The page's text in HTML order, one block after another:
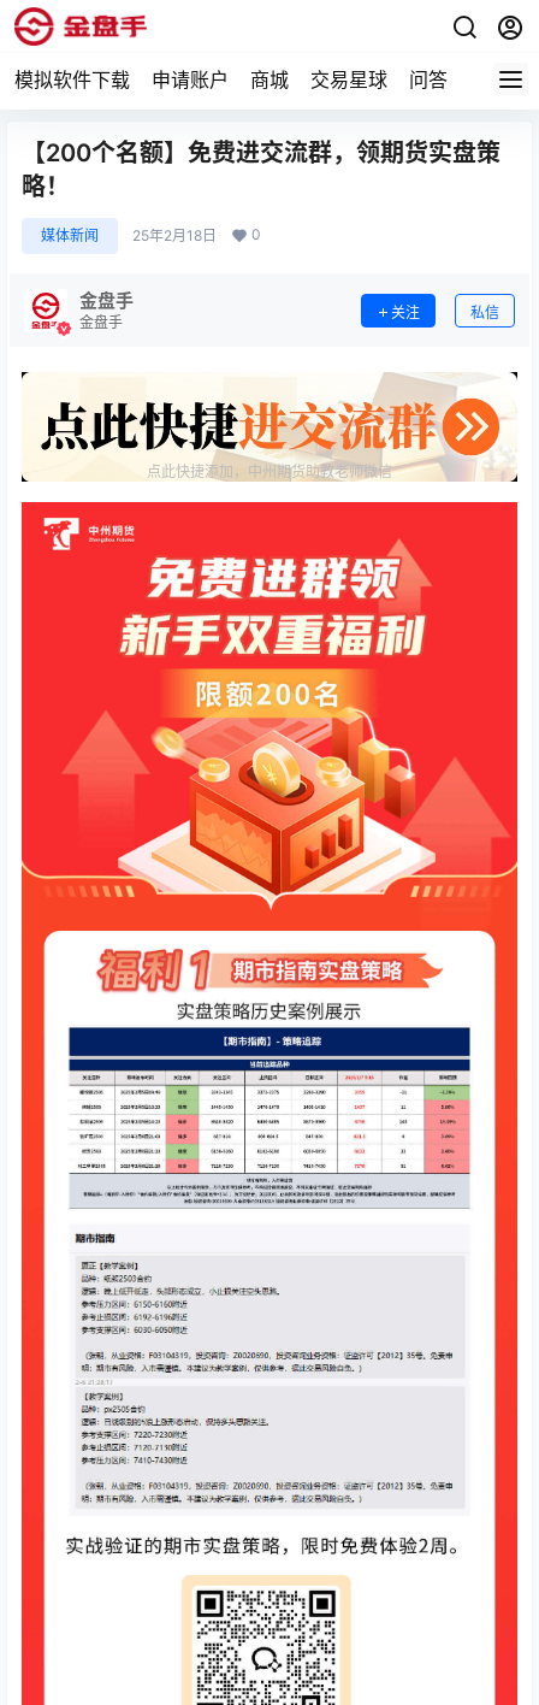
模拟软件下载 申请账户 商城 交易星球 问答 专题
【200个名额】免费进交流群，领期货实盘策
略！
媒体新闻 25年2月18日 0
金盘手
金盘手
关注 私信
点此快捷添加，中州期货助教老师微信